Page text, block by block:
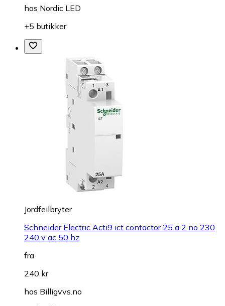
hos Nordic LED
+5 butikker
Jordfeilbryter
Schneider Electric Acti9 ict contactor 25 a 2 no 230
240 v ac 50 hz
fra
240 kr
hos Billigvvs.no